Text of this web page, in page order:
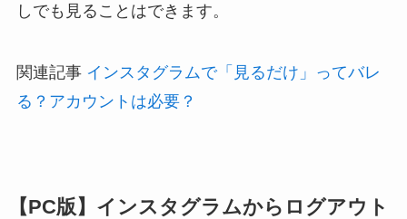
しでも見ることはできます。
関連記事 インスタグラムで「見るだけ」ってバレ
る？アカウントは必要？
【PC版】インスタグラムからログアウト